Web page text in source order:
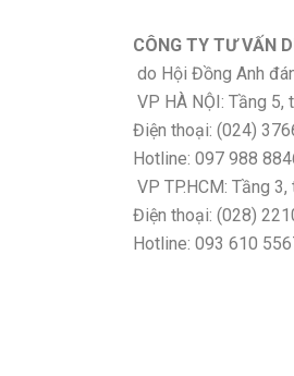
CÔNG TY TƯ VẤN
do Hội Đồng Anh
VP HÀ NỘI: Tầng 5,
Điện thoại: (024)
Hotline: 097 988
VP TP.HCM: Tầng 3,
Điện thoại: (028)
Hotline: 093 610